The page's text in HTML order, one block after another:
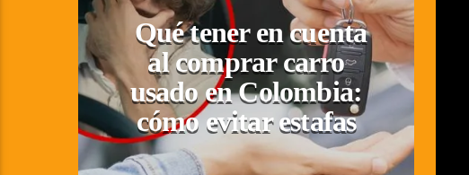
Qué tener en cuenta
al comprar carro
usado en Colombia:
cómo evitar estafas